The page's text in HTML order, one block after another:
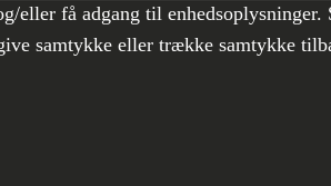
eller få adgang til
samtykke eller trække samtykke